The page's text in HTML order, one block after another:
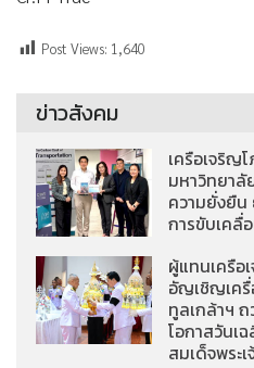
Post Views: 1,640
ข่าวสังคม
เครือเจริ
มหาวิทยา
ความยั่งยื
การขับเคลื่
ผู้แทนเครื
อัญเชิญเครื่
ทูลเกล้าฯ
โอกาสวันเ
สมเด็จพระ